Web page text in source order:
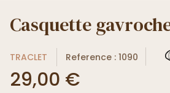
Casquette
TRACLET Reference : 1090
29,00 €